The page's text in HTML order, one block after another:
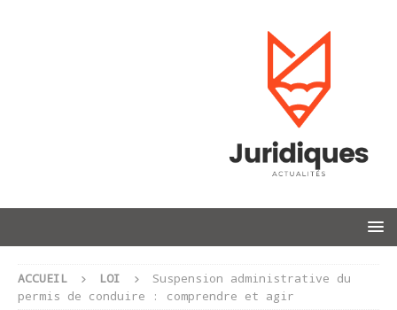
ACCUEIL LOI
Suspension administrative du
permis de conduire : comprendre et agir